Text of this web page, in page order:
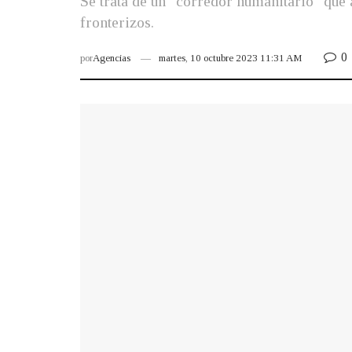
fronterizos.
porAgencias martes, 10 octubre 2023 11:31 AM 0